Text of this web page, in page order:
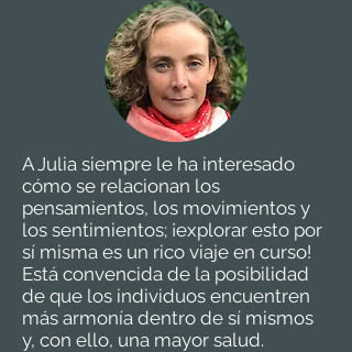
A Julia siempre le ha interesado
cómo se relacionan los
pensamientos, los movimientos y
los sentimientos; ¡explorar esto por
sí misma es un rico viaje en curso!
Está convencida de la posibilidad
de que los individuos encuentren
más armonía dentro de sí mismos
y, con ello, una mayor salud.